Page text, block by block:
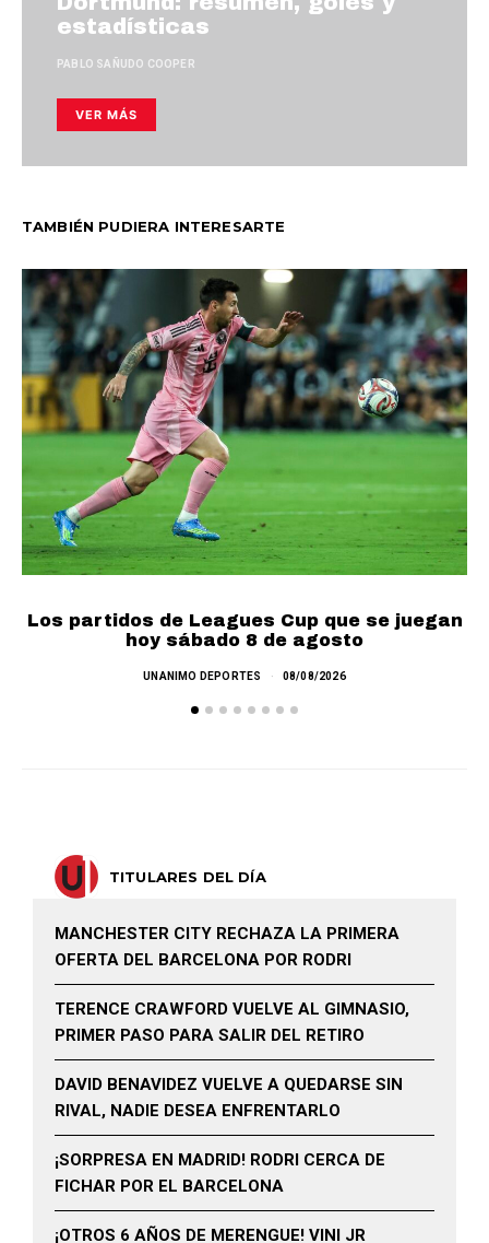
estadísticas
PABLO SAÑUDO COOPER
VER MÁS
TAMBIÉN PUDIERA INTERESARTE
Los partidos de Leagues Cup que se juegan
hoy sábado 8 de agosto
UNANIMO DEPORTES 08/08/2026
TITULARES DEL DÍA
MANCHESTER CITY RECHAZA LA PRIMERA
OFERTA DEL BARCELONA POR RODRI
TERENCE CRAWFORD VUELVE AL GIMNASIO,
PRIMER PASO PARA SALIR DEL RETIRO
DAVID BENAVIDEZ VUELVE A QUEDARSE SIN
RIVAL, NADIE DESEA ENFRENTARLO
¡SORPRESA EN MADRID! RODRI CERCA DE
FICHAR POR EL BARCELONA
¡OTROS 6 AÑOS DE MERENGUE! VINI JR